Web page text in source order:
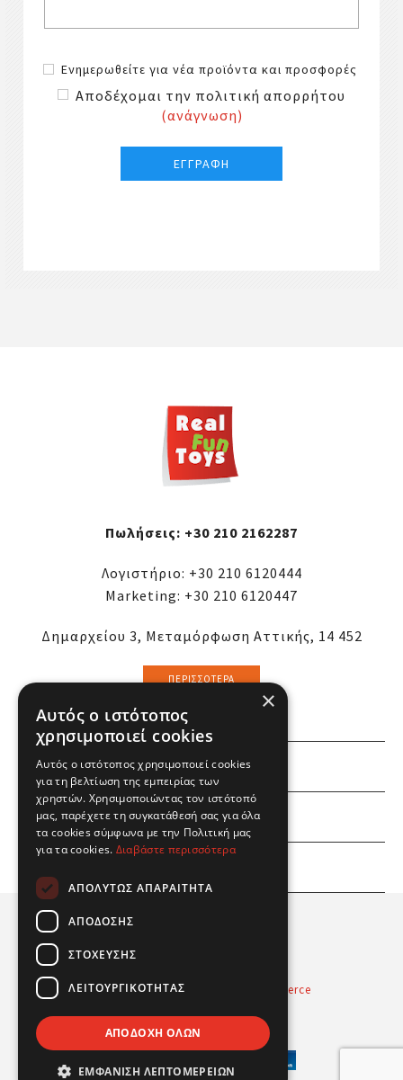
Ενημερωθείτε για νέα προϊόντα και προσφορές
Αποδέχομαι την πολιτική απορρήτου
(ανάγνωση)
Πωλήσεις: +30 210 2162287
Λογιστήριο: +30 210 6120444
Marketing: +30 210 6120447
Δημαρχείου 3, Μεταμόρφωση Αττικής, 14 452
ΠΕΡΙΣΣΌΤΕΡΑ
ΕΜΕΙΣ
ΕΣΕΙΣ
Powered byRadicode
nopCommerce
×
Αυτός ο ιστότοπος
χρησιμοποιεί cookies
Αυτός ο ιστότοπος χρησιμοποιεί cookies
για τη βελτίωση της εμπειρίας των
χρηστών. Χρησιμοποιώντας τον ιστότοπό
μας, παρέχετε τη συγκατάθεσή σας για όλα
τα cookies σύμφωνα με την Πολιτική μας
για τα cookies. Διαβάστε περισσότερα
ΑΠΟΛΎΤΩΣ ΑΠΑΡΑΊΤΗΤΑ
ΑΠΌΔΟΣΗΣ
ΣΤΌΧΕΥΣΗΣ
ΛΕΙΤΟΥΡΓΙΚΌΤΗΤΑΣ
ΑΠΟΔΟΧΉ ΌΛΩΝ
ΕΜΦΆΝΙΣΗ ΛΕΠΤΟΜΕΡΕΙΏΝ